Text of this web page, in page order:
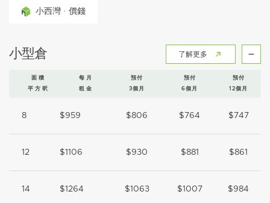
小西灣 · 價錢
小型倉 了解更多
面積
平方呎
每月
租金
預付
3個月
預付
6個月
預付
12個月
8 $959 $806 $764 $747
12 $1106 $930 $881 $861
14 $1264 $1063 $1007 $984